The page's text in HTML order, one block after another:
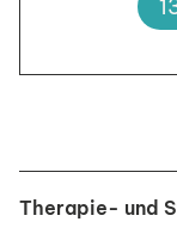
Therapie- und